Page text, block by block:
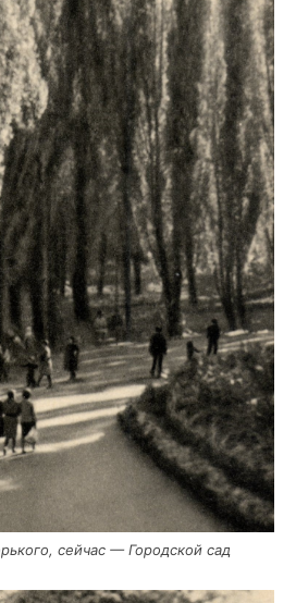
сей­час — Город­ской сад